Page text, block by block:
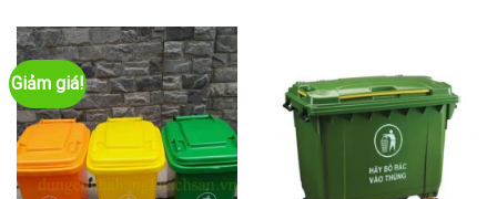
325.500 ₫.
Giảm giá!